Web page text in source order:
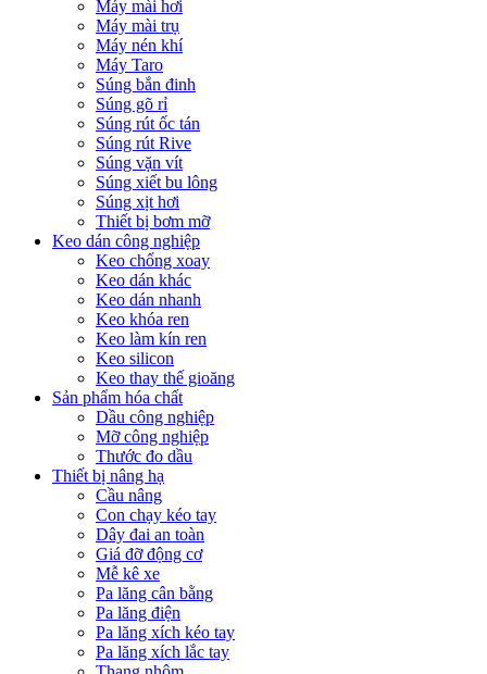
Máy mài hơi
Máy mài trụ
Máy nén khí
Máy Taro
Súng bắn đinh
Súng gõ rỉ
Súng rút ốc tán
Súng rút Rive
Súng vặn vít
Súng xiết bu lông
Súng xịt hơi
Thiết bị bơm mỡ
Keo dán công nghiệp
Keo chống xoay
Keo dán khác
Keo dán nhanh
Keo khóa ren
Keo làm kín ren
Keo silicon
Keo thay thế gioăng
Sản phẩm hóa chất
Dầu công nghiệp
Mỡ công nghiệp
Thước đo dầu
Thiết bị nâng hạ
Cầu nâng
Con chạy kéo tay
Dây đai an toàn
Giá đỡ động cơ
Mễ kê xe
Pa lăng cân bằng
Pa lăng điện
Pa lăng xích kéo tay
Pa lăng xích lắc tay